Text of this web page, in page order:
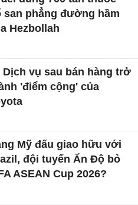
san phẳng đường hầm
Hezbollah
Dịch vụ sau bán hàng trở
'điểm cộng' của
Mỹ đấu giao hữu với
đội tuyển Ấn Độ bỏ
ASEAN Cup 2026?